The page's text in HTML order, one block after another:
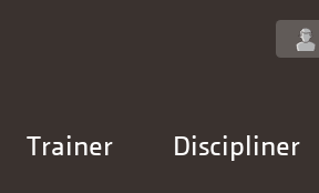
Trainer Discipliner